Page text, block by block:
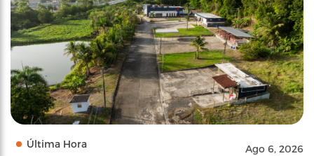
Última Hora Ago 6, 2026